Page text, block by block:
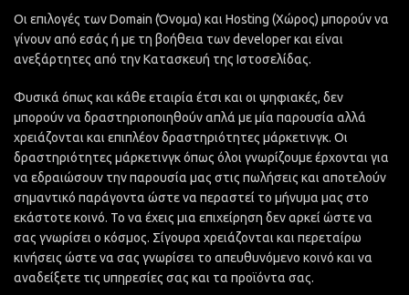
Οι επιλογές των Domain (Όνομα) και Hosting (Χώρος) μπορούν να
γίνουν από εσάς ή με τη βοήθεια των developer και είναι
ανεξάρτητες από την Κατασκευή της Ιστοσελίδας.
Φυσικά όπως και κάθε εταιρία έτσι και οι ψηφιακές, δεν
μπορούν να δραστηριοποιηθούν απλά με μία παρουσία αλλά
χρειάζονται και επιπλέον δραστηριότητες μάρκετινγκ. Οι
δραστηριότητες μάρκετινγκ όπως όλοι γνωρίζουμε έρχονται για
να εδραιώσουν την παρουσία μας στις πωλήσεις και αποτελούν
σημαντικό παράγοντα ώστε να περαστεί το μήνυμα μας στο
εκάστοτε κοινό. Το να έχεις μια επιχείρηση δεν αρκεί ώστε να
σας γνωρίσει ο κόσμος. Σίγουρα χρειάζονται και περεταίρω
κινήσεις ώστε να σας γνωρίσει το απευθυνόμενο κοινό και να
αναδείξετε τις υπηρεσίες σας και τα προϊόντα σας.